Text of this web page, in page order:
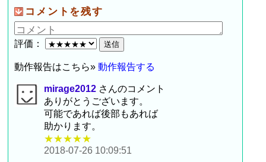
コメントを残す
評価：
動作報告はこちら»動作報告する
mirage2012 さんのコメント
ありがとうございます。
可能であれば後部もあれば
助かります。
★★★★★
2018-07-26 10:09:51